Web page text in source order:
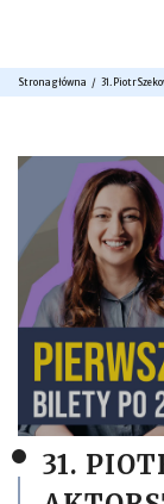
Strona główna 31. Piotr
31.